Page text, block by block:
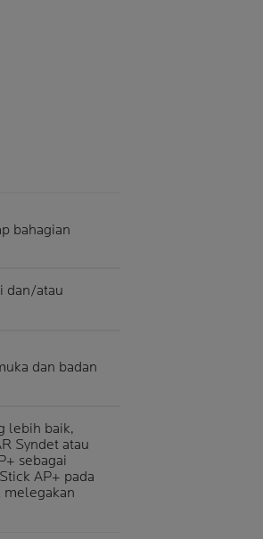
bahagian
dan/atau
dan badan
lebih baik,
Syndet atau
sebagai
AP+ pada
melegakan